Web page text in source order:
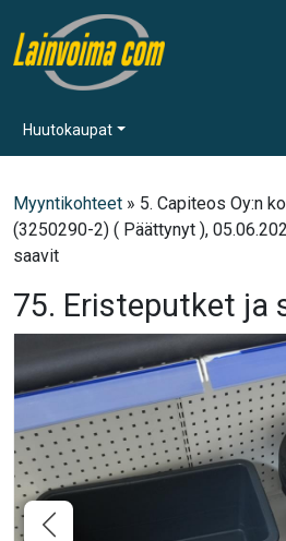
Huutokaupat
Myyntikohteet » 5. Capiteos Oy:n
(3250290-2) ( Päättynyt ),
saavit
75. Eristeputket ja